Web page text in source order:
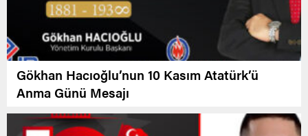
Gökhan Hacıoğlu’nun 10 Kasım Atatürk’ü
Anma Günü Mesajı